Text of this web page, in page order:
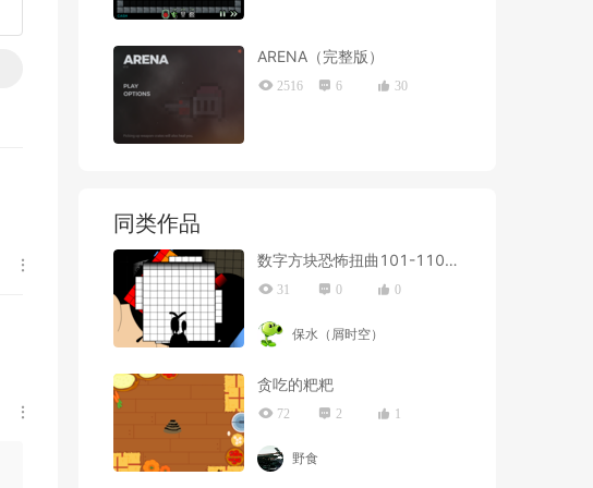
ARENA（完整版）
2516 6 30
同类作品
数字方块恐怖扭曲101-110(New)
31 0 0
保水（屑时空）
贪吃的粑粑
72 2 1
野食